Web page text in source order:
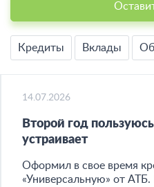
Кредиты Вклады
14.07.2026
Второй год
устраивает
Оформил в свое время
«Универсальную» от